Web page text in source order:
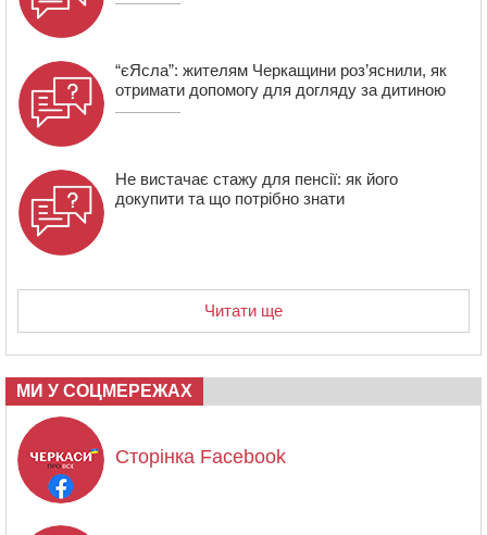
Європи серед молоді
“єЯсла”: жителям Черкащини роз’яснили, як
отримати допомогу для догляду за дитиною
Не вистачає стажу для пенсії: як його
докупити та що потрібно знати
Читати ще
МИ У СОЦМЕРЕЖАХ
Сторінка Facebook